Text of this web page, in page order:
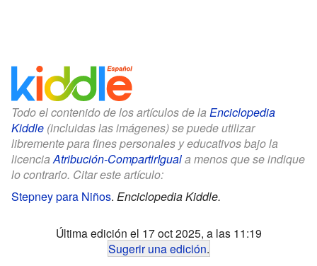
Todo el contenido de los artículos de la Enciclopedia
Kiddle (incluidas las imágenes) se puede utilizar
libremente para fines personales y educativos bajo la
licenciaAtribución-CompartirIguala menos que se indique
lo contrario. Citar este artículo:
Stepney para Niños. Enciclopedia Kiddle.
Última edición el 17 oct 2025, a las 11:19
Sugerir una edición.